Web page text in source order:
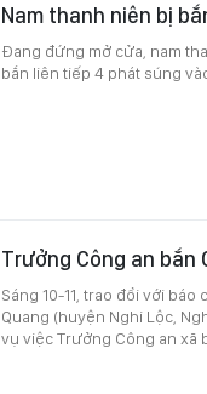
Nam thanh niên bị
Đang đứng mở cửa, nam
bắn liên tiếp 4 phát súng
Trưởng Công an bắn
Sáng 10-11, trao đổi với
Quang (huyện Nghi Lộc,
vụ việc Trưởng Công an xã